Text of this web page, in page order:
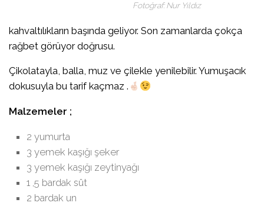
Fotoğraf: Nur Yıldız
kahvaltılıkların başında geliyor. Son zamanlarda çokça
rağbet görüyor doğrusu.
Çikolatayla, balla, muz ve çilekle yenilebilir. Yumuşacık
dokusuyla bu tarif kaçmaz .
Malzemeler ;
2 yumurta
3 yemek kaşığı şeker
3 yemek kaşığı zeytinyağı
1 ,5 bardak süt
2 bardak un